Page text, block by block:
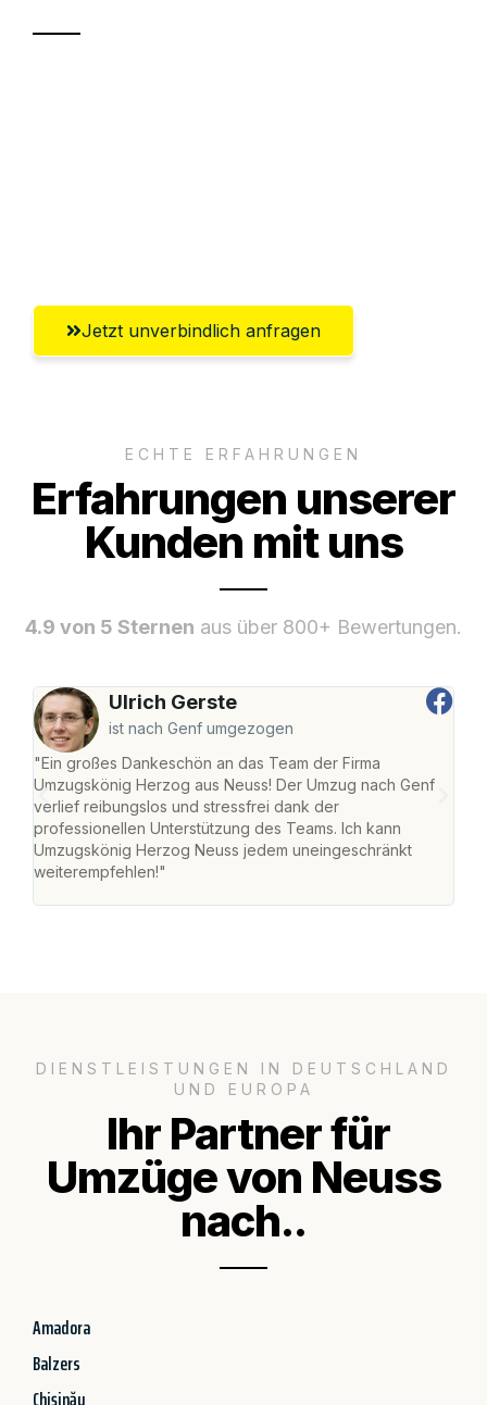
Jetzt unverbindlich anfragen
ECHTE ERFAHRUNGEN
Erfahrungen unserer
Kunden mit uns
4.9 von 5 Sternen aus über 800+ Bewertungen.
Ulrich Gerste
ist nach Genf umgezogen
"Ein großes Dankeschön an das Team der Firma
Umzugskönig Herzog aus Neuss! Der Umzug nach Genf
verlief reibungslos und stressfrei dank der
professionellen Unterstützung des Teams. Ich kann
Umzugskönig Herzog Neuss jedem uneingeschränkt
weiterempfehlen!"
DIENSTLEISTUNGEN IN DEUTSCHLAND
UND EUROPA
Ihr Partner für
Umzüge von Neuss
nach..
Amadora
Balzers